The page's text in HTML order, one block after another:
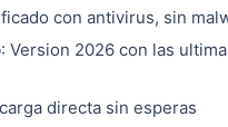
con antivirus, sin
: Version 2026 con las
directa sin esperas